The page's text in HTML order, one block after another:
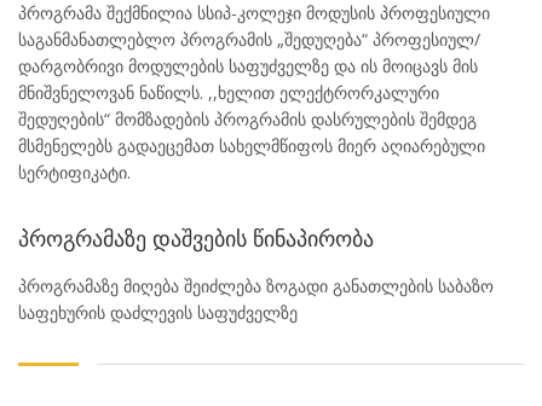
პროგრამა შექმნილია სსიპ-კოლეჯი მოდუსის პროფესიული
საგანმანათლებლო პროგრამის „შედუღება“ პროფესიულ/
დარგობრივი მოდულების საფუძველზე და ის მოიცავს მის
მნიშვნელოვან ნაწილს. ,,ხელით ელექტრორკალური
შედუღების“ მომზადების პროგრამის დასრულების შემდეგ
მსმენელებს გადაეცემათ სახელმწიფოს მიერ აღიარებული
სერტიფიკატი.
პროგრამაზე დაშვების წინაპირობა
პროგრამაზე მიღება შეიძლება ზოგადი განათლების საბაზო
საფეხურის დაძლევის საფუძველზე